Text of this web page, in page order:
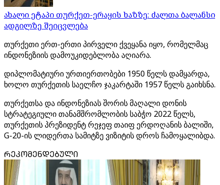
ახალი ეტაპი თურქეთ-ერაყის ხაზზე: ძალთა ბალანსი
ადგილზე შეიცვლება
თურქეთი ერთ-ერთი პირველი ქვეყანა იყო, რომელმაც
ინდონეზიის დამოუკიდებლობა აღიარა.
დიპლომატიური ურთიერთობები 1950 წელს დამყარდა,
ხოლო თურქეთის საელჩო ჯაკარტაში 1957 წელს გაიხსნა.
თურქეთსა და ინდონეზიას შორის მაღალი დონის
სტრატეგიული თანამშრომლობის საბჭო 2022 წელს,
თურქეთის პრეზიდენტ რეჯეფ თაიფ ერდოღანის ბალიში,
G-20-ის ლიდერთა სამიტზე ვიზიტის დროს ჩამოყალიბდა.
ᲠᲔᲙᲝᲛᲔᲜᲓᲔᲑᲣᲚᲘ